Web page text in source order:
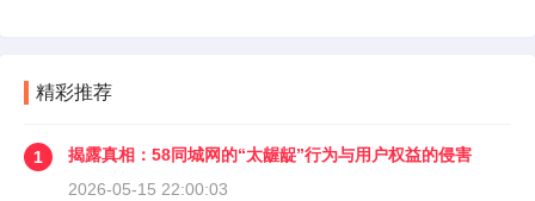
精彩推荐
1
揭露真相：58同城网的“太龌龊”行为与用户权益的侵害
2026-05-15 22:00:03